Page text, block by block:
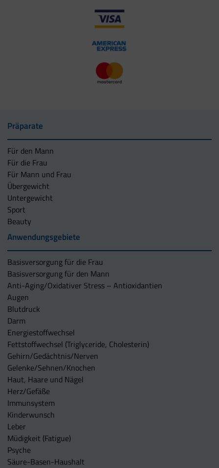
Präparate
Für den Mann
Für die Frau
Für Mann und Frau
Übergewicht
Untergewicht
Sport
Beauty
Anwendungsgebiete
Basisversorgung für die Frau
Basisversorgung für den Mann
Anti-Aging/Oxidativer Stress – Antioxidantien
Augen
Blutdruck
Darm
Energiestoffwechsel
Fettstoffwechsel (Triglyceride, Cholesterin)
Gehirn/Gedächtnis/Nerven
Gelenke/Sehnen/Knochen
Haut, Haare und Nägel
Herz/Gefäße
Immunsystem
Kinderwunsch
Leber
Müdigkeit (Fatigue)
Psyche
Säure-Basen-Haushalt